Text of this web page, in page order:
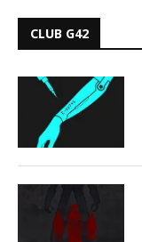
CLUB G42